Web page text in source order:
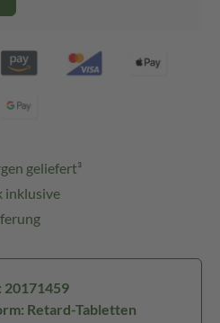
geliefert³
inklusive
20171459
Retard-Tabletten